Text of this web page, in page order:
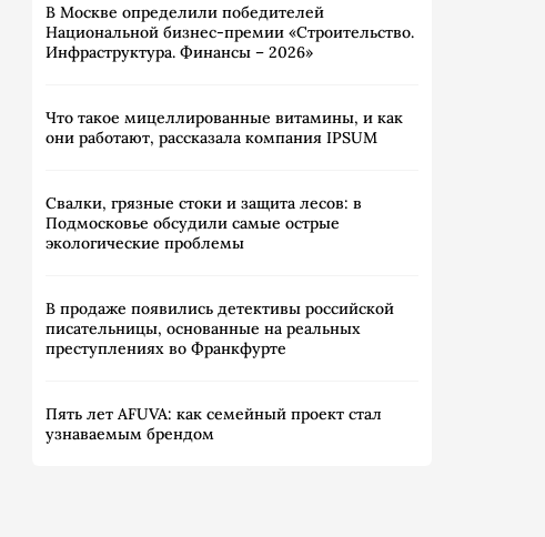
В Москве определили победителей
Национальной бизнес-премии «Строительство.
Инфраструктура. Финансы – 2026»
Что такое мицеллированные витамины, и как
они работают, рассказала компания IPSUM
Свалки, грязные стоки и защита лесов: в
Подмосковье обсудили самые острые
экологические проблемы
В продаже появились детективы российской
писательницы, основанные на реальных
преступлениях во Франкфурте
Пять лет AFUVA: как семейный проект стал
узнаваемым брендом